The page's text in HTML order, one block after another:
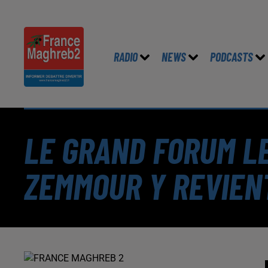
RADIO NEWS PODCASTS
LE GRAND FORUM
ZEMMOUR Y